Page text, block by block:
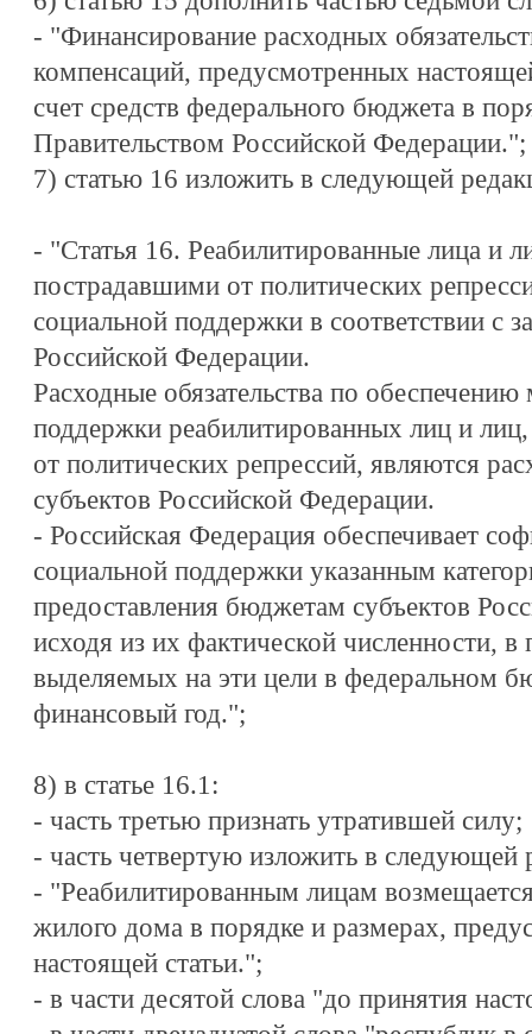
- "Финансирование расходных
компенсаций, предусмотренных
счет средств федерального бюджета в
Правительством Российской Федерации.";
7) статью 16 изложить в следующей
- "Статья 16. Реабилитированные лица и
пострадавшими от политических
социальной поддержки в соответствии с
Российской Федерации.
Расходные обязательства по
поддержки реабилитированных лиц и
от политических репрессий, являются
субъектов Российской Федерации.
- Российская Федерация обеспечивает
социальной поддержки указанным
предоставления бюджетам субъектов
исходя из их фактической численности, в
выделяемых на эти цели в федеральном
финансовый год.";
8) в статье 16.1:
- часть третью признать утратившей силу;
- часть четвертую изложить в следующей
- "Реабилитированным лицам
жилого дома в порядке и размерах,
настоящей статьи.";
- в части десятой слова "до принятия